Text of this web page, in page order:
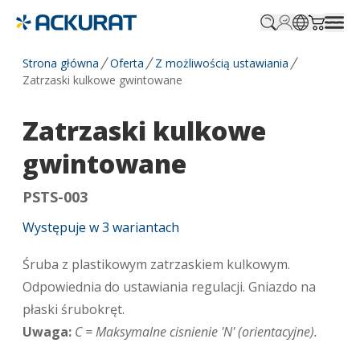
Strona główna Oferta
Z możliwością ustawiania
Zatrzaski kulkowe gwintowane
Zatrzaski kulkowe
gwintowane
PSTS-003
Występuje w3 wariantach
Śruba z plastikowym zatrzaskiem kulkowym.
Odpowiednia do ustawiania regulacji. Gniazdo na
płaski śrubokręt.
Uwaga: C = Maksymalne cisnienie 'N' (orientacyjne).